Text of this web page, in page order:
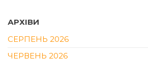
АРХІВИ
СЕРПЕНЬ 2026
ЧЕРВЕНЬ 2026